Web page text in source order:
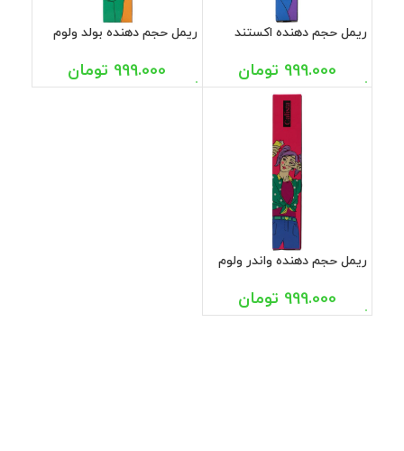
ریمل حجم دهنده اکستند
999.000 تومان
ریمل حجم دهنده بولد ولوم
999.000 تومان
ریمل حجم دهنده واندر ولوم
999.000 تومان